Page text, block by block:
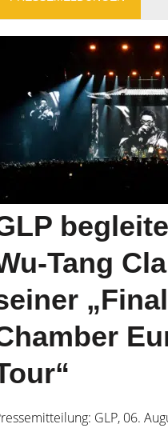
Tang
„Final
GLP, 06.